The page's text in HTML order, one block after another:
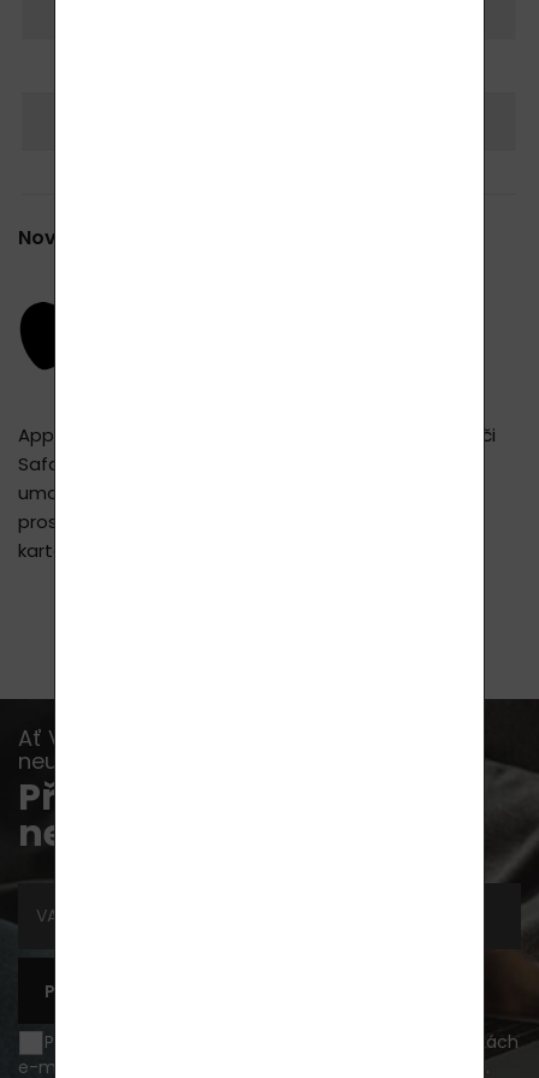
Nově Apple Pay - online - 24/7
Apple Pay je k dispozici pouze ve webovém prohlížeči
Safari a pouze na zařízeních, které takovéto platby
umožňují. Pokud Vám nejde provést úhrada
prostřednictví Apple Pay, můžete uhradit platební
kartou nebo bankovním převodem.
Ať Vám již žádná akce, novinka nebo rada
neunikne...
Přihlaste se k odběru
newsletterů
PŘIHLÁSIT SE K ODBĚRU
Přeji si být informován o novinkách a akčních nabídkách
e-mailem a souhlasím se
.